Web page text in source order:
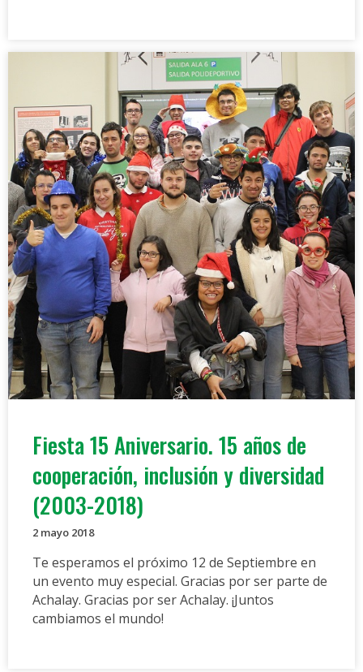
Fiesta 15 Aniversario. 15 años de
cooperación, inclusión y diversidad
(2003-2018)
2 mayo 2018
Te esperamos el próximo 12 de Septiembre en
un evento muy especial. Gracias por ser parte de
Achalay. Gracias por ser Achalay. ¡Juntos
cambiamos el mundo!